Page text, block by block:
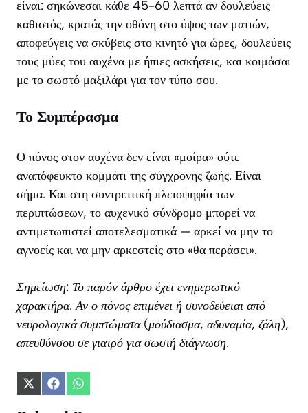
είναι: σηκώνεσαι κάθε 45-60 λεπτά αν δουλεύεις
καθιστός, κρατάς την οθόνη στο ύψος των ματιών,
αποφεύγεις να σκύβεις στο κινητό για ώρες, δουλεύεις
τους μύες του αυχένα με ήπιες ασκήσεις, και κοιμάσαι
με το σωστό μαξιλάρι για τον τύπο σου.
Το Συμπέρασμα
Ο πόνος στον αυχένα δεν είναι «μοίρα» ούτε
αναπόφευκτο κομμάτι της σύγχρονης ζωής. Είναι
σήμα. Και στη συντριπτική πλειοψηφία των
περιπτώσεων, το αυχενικό σύνδρομο μπορεί να
αντιμετωπιστεί αποτελεσματικά — αρκεί να μην το
αγνοείς και να μην αρκεστείς στο «θα περάσει».
Σημείωση: Το παρόν άρθρο έχει ενημερωτικό
χαρακτήρα. Αν ο πόνος επιμένει ή συνοδεύεται από
νευρολογικά συμπτώματα (μούδιασμα, αδυναμία, ζάλη),
απευθύνσου σε γιατρό για σωστή διάγνωση.
ShareShareShare